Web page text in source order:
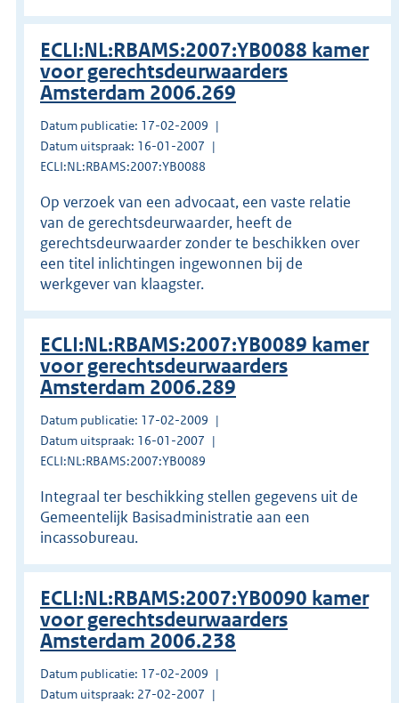
ECLI:NL:RBAMS:2007:YB0088 kamer
voor gerechtsdeurwaarders
Amsterdam 2006.269
Datum publicatie: 17-02-2009
Datum uitspraak: 16-01-2007
ECLI:NL:RBAMS:2007:YB0088
Op verzoek van een advocaat, een vaste relatie
van de gerechtsdeurwaarder, heeft de
gerechtsdeurwaarder zonder te beschikken over
een titel inlichtingen ingewonnen bij de
werkgever van klaagster.
ECLI:NL:RBAMS:2007:YB0089 kamer
voor gerechtsdeurwaarders
Amsterdam 2006.289
Datum publicatie: 17-02-2009
Datum uitspraak: 16-01-2007
ECLI:NL:RBAMS:2007:YB0089
Integraal ter beschikking stellen gegevens uit de
Gemeentelijk Basisadministratie aan een
incassobureau.
ECLI:NL:RBAMS:2007:YB0090 kamer
voor gerechtsdeurwaarders
Amsterdam 2006.238
Datum publicatie: 17-02-2009
Datum uitspraak: 27-02-2007